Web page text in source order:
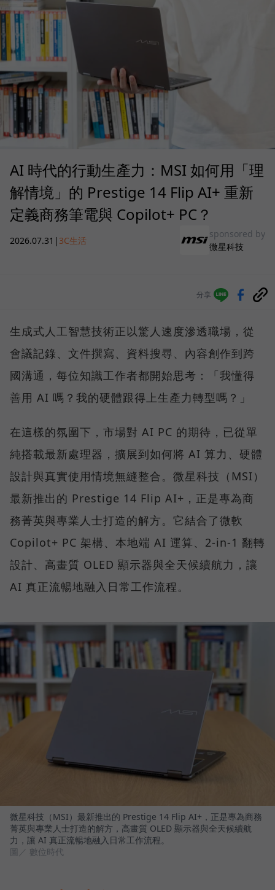
AI 時代的行動生產力：MSI 如何用「理
解情境」的 Prestige 14 Flip AI+ 重新
定義商務筆電與 Copilot+ PC？
2026.07.31 | 3C生活
sponsored by
微星科技
分享
生成式人工智慧技術正以驚人速度滲透職場，從
會議記錄、文件撰寫、資料搜尋、內容創作到跨
國溝通，每位知識工作者都開始思考：「我懂得
善用 AI 嗎？我的硬體跟得上生產力轉型嗎？」
在這樣的氛圍下，市場對 AI PC 的期待，已從單
純搭載最新處理器，擴展到如何將 AI 算力、硬體
設計與真實使用情境無縫整合。微星科技（MSI）
最新推出的 Prestige 14 Flip AI+，正是專為商
務菁英與專業人士打造的解方。它結合了微軟
Copilot+ PC 架構、本地端 AI 運算、2-in-1 翻轉
設計、高畫質 OLED 顯示器與全天候續航力，讓
AI 真正流暢地融入日常工作流程。
微星科技（MSI）最新推出的 Prestige 14 Flip AI+，正是專為商務
菁英與專業人士打造的解方，高畫質 OLED 顯示器與全天候續航
力，讓 AI 真正流暢地融入日常工作流程。
圖／ 數位時代